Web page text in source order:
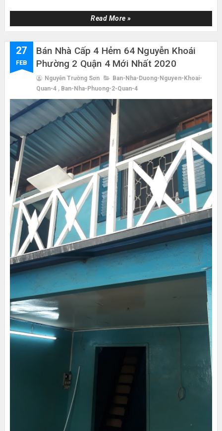
Read More »
27
FEB
Bán Nhà Cấp 4 Hẻm 64 Nguyễn Khoái
Phường 2 Quận 4 Mới Nhất 2020
Nguyễn Trường Sơn
Ban-Nha-Duong-Nguyen-Khoai-
Quan-4 , Ban-Nha-Phuong-2-Quan-4